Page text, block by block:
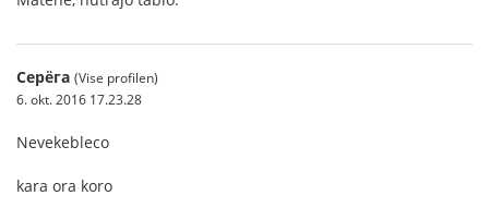
Серёга (Vise profilen)
6. okt. 2016 17.23.28
Nevekebleco
kara ora koro